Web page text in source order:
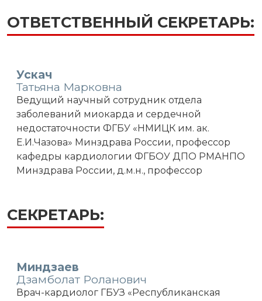
ОТВЕТСТВЕННЫЙ СЕКРЕТАРЬ:
Ускач
Татьяна Марковна
Ведущий научный сотрудник отдела
заболеваний миокарда и сердечной
недостаточности ФГБУ «НМИЦК им. ак.
Е.И.Чазова» Минздрава России, профессор
кафедры кардиологии ФГБОУ ДПО РМАНПО
Минздрава России, д.м.н., профессор
СЕКРЕТАРЬ:
Миндзаев
Дзамболат Роланович
Врач-кардиолог ГБУЗ «Республиканская